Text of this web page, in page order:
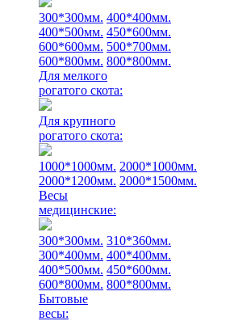
300*300мм. 400*400мм.
400*500мм. 450*600мм.
600*600мм. 500*700мм.
600*800мм. 800*800мм.
Для мелкого
рогатого скота:
Для крупного
рогатого скота:
1000*1000мм. 2000*1000мм.
2000*1200мм. 2000*1500мм.
Весы
медицинские:
300*300мм. 310*360мм.
300*400мм. 400*400мм.
400*500мм. 450*600мм.
600*800мм. 800*800мм.
Бытовые
весы: